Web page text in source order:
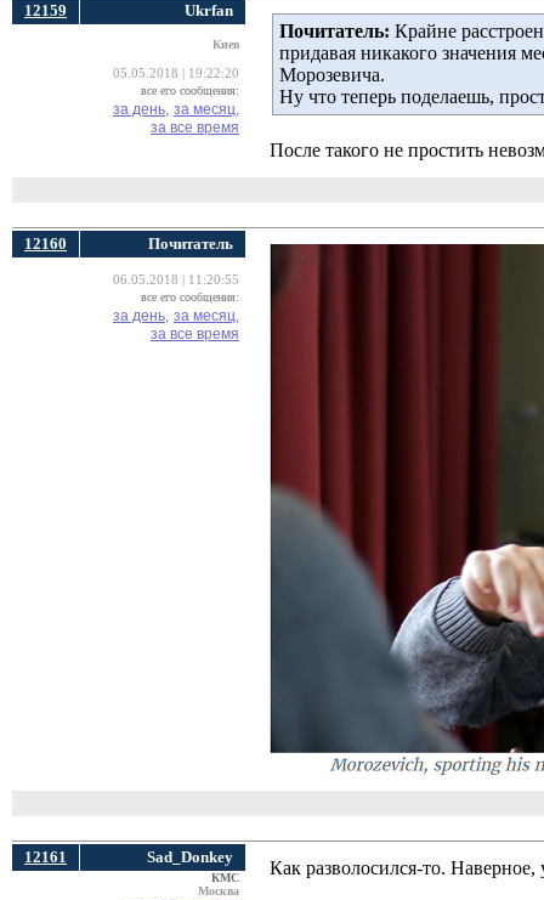
12159 Ukrfan
Киев
05.05.2018 | 19:22:20
все его сообщения:
за день, за месяц,
за все время
Почитатель: Крайне
придавая никакого значения
Морозевича.
Ну что теперь поделаешь,
После такого не простить
12160 Почитатель
06.05.2018 | 11:20:55
все его сообщения:
за день, за месяц,
за все время
12161 Sad_Donkey
КМС
Москва
Как разволосился-то.